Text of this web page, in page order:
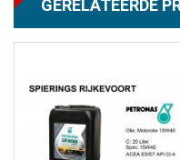
GERELATEERDE